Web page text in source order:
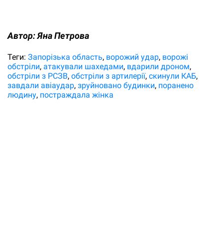
Автор:Яна Петрова
Теги: Запорізька область ворожий удар ворожі
обстріли атакували шахедами вдарили дроном
обстріли з РСЗВ обстріли з артилерії скинули КАБ
завдали авіаудар зруйновано будинки поранено
людину постраждала жінка